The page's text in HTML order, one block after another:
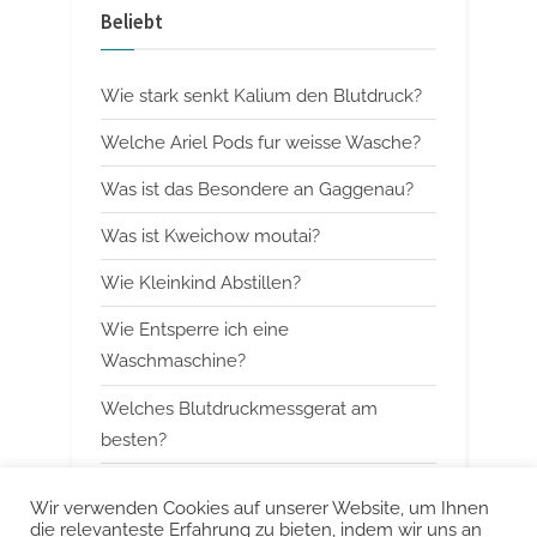
Beliebt
Wie stark senkt Kalium den Blutdruck?
Welche Ariel Pods fur weisse Wasche?
Was ist das Besondere an Gaggenau?
Was ist Kweichow moutai?
Wie Kleinkind Abstillen?
Wie Entsperre ich eine
Waschmaschine?
Welches Blutdruckmessgerat am
besten?
Wir verwenden Cookies auf unserer Website, um Ihnen
die relevanteste Erfahrung zu bieten, indem wir uns an